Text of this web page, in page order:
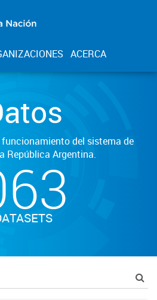
ACERCA
del sistema de
República Argentina.